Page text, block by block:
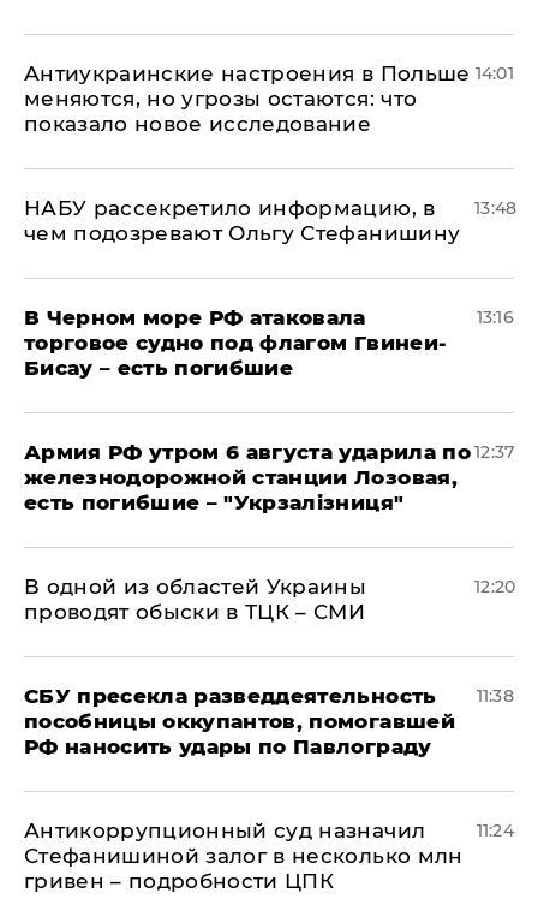
Антиукраинские настроения в Польше
меняются, но угрозы остаются: что
показало новое исследование
14:01
НАБУ рассекретило информацию, в
чем подозревают Ольгу Стефанишину
13:48
В Черном море РФ атаковала
торговое судно под флагом Гвинеи-
Бисау – есть погибшие
13:16
Армия РФ утром 6 августа ударила по
железнодорожной станции Лозовая,
есть погибшие – "Укрзалізниця"
12:37
В одной из областей Украины
проводят обыски в ТЦК – СМИ
12:20
СБУ пресекла разведдеятельность
пособницы оккупантов, помогавшей
РФ наносить удары по Павлограду
11:38
Антикоррупционный суд назначил
Стефанишиной залог в несколько млн
гривен – подробности ЦПК
11:24